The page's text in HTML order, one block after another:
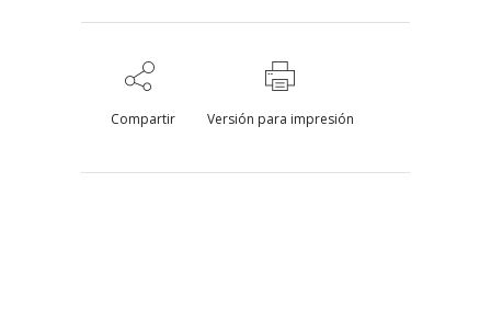
Compartir Versión para impresión